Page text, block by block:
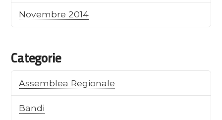
Novembre 2014
Categorie
Assemblea Regionale
Bandi